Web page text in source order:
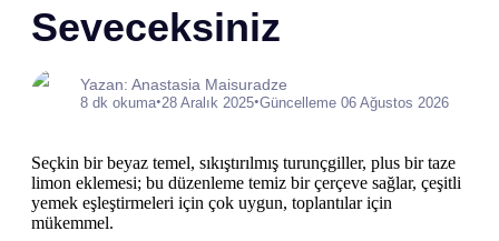
Seveceksiniz
Yazan: Anastasia Maisuradze
8 dk okuma•28 Aralık 2025•Güncelleme 06 Ağustos 2026
Seçkin bir beyaz temel, sıkıştırılmış turunçgiller, plus bir taze
limon eklemesi; bu düzenleme temiz bir çerçeve sağlar, çeşitli
yemek eşleştirmeleri için çok uygun, toplantılar için
mükemmel.